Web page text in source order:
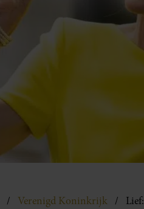
Verenigd Koninkrijk